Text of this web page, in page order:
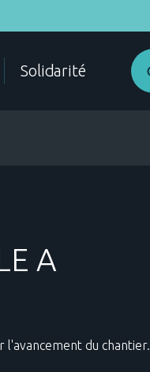
mon compte
Solidarité
A
l'avancement du chantier.